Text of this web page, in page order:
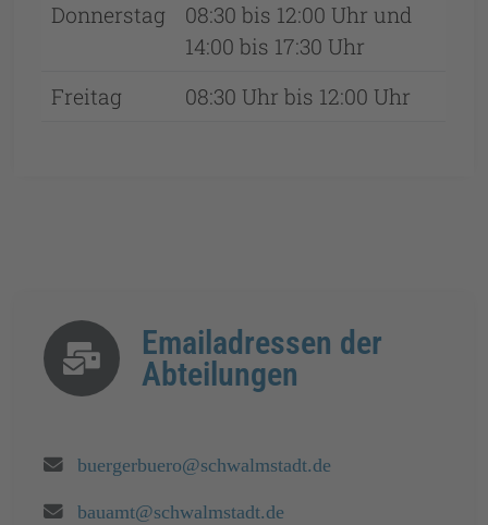
Donnerstag
08:30 bis 12:00 Uhr und
14:00 bis 17:30 Uhr
Freitag
08:30 Uhr bis 12:00 Uhr
Emailadressen der
Abteilungen
Email:
buergerbuero@schwalmstadt.de
Email:
bauamt@schwalmstadt.de